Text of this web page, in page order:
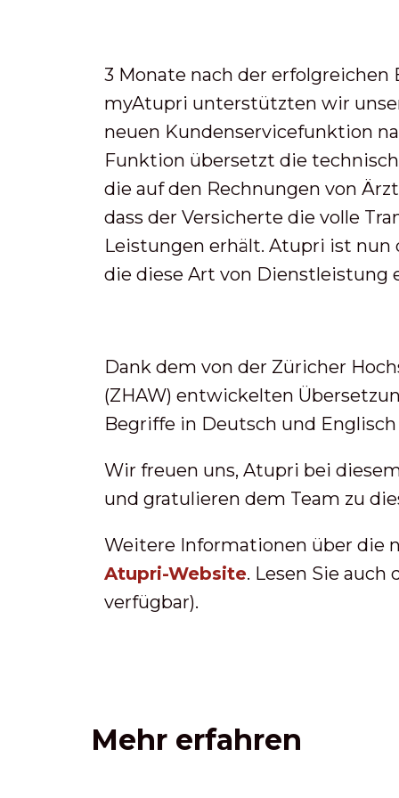
3 Monate nach der
myAtupri unterstützten wir
neuen Kundenservicefunktion
Funktion übersetzt die
die auf den Rechnungen von
dass der Versicherte die volle
Leistungen erhält. Atupri ist nun
die diese Art von Dienstleistung
Dank dem von der Züricher
(ZHAW) entwickelten
Begriffe in Deutsch und
Wir freuen uns, Atupri bei
und gratulieren dem Team zu
Weitere Informationen über die
Atupri-Website. Lesen Sie auch
verfügbar).
Mehr erfahren